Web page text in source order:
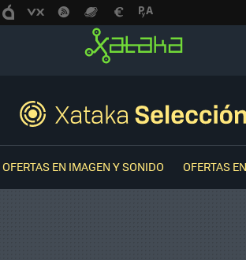
OFERTAS EN IMAGEN Y SONIDO OFERTAS